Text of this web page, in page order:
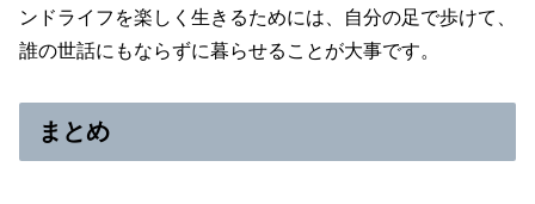
ンドライフを楽しく生きるためには、自分の足で歩けて、
誰の世話にもならずに暮らせることが大事です。
まとめ